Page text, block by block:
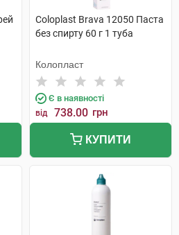
Coloplast Brava 12050 Паста
без спирту 60 г 1 туба
Колопласт
Є в наявності
від 738.00 грн
КУПИТИ